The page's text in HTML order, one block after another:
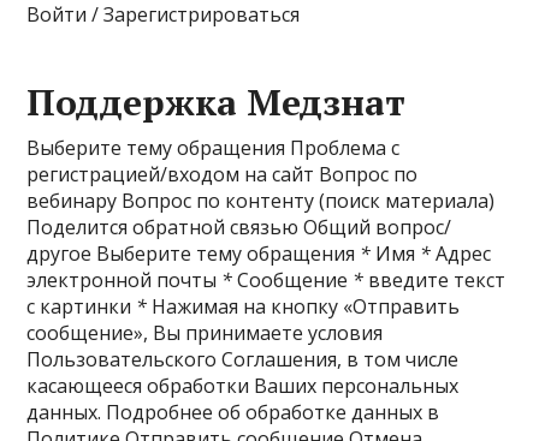
Войти / Зарегистрироваться
Поддержка Медзнат
Выберите тему обращения Проблема с
регистрацией/входом на сайт Вопрос по
вебинару Вопрос по контенту (поиск материала)
Поделится обратной связью Общий вопрос/
другое Выберите тему обращения * Имя *Адрес
электронной почты *Сообщение * введите текст
с картинки * Нажимая на кнопку «Отправить
сообщение», Вы принимаете условия
Пользовательского Соглашения, в том числе
касающееся обработки Ваших персональных
данных. Подробнее об обработке данных в